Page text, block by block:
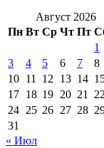
Август 2026
Пн Вт Ср Чт Пт
1
3
4 5 6 7 8
10 11 12 13 14
17 18 19 20 21 22
24 25 26 27 28
31
« Июл